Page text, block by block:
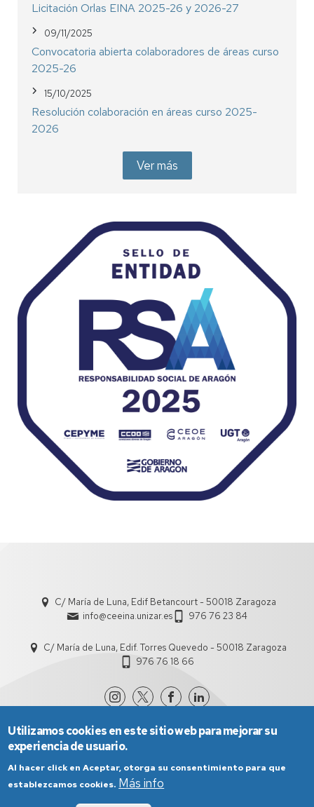
Licitación Orlas EINA 2025-26 y 2026-27
09/11/2025
Convocatoria abierta colaboradores de áreas curso
2025-26
15/10/2025
Resolución colaboración en áreas curso 2025-
2026
Ver más
C/ María de Luna, Edif Betancourt - 50018 Zaragoza
info@ceeina.unizar.es
976 76 23 84
C/ María de Luna, Edif. Torres Quevedo - 50018 Zaragoza
976 76 18 66
Aviso Legal Condiciones generales de uso
Utilizamos cookies en este sitio web para mejorar su
experiencia de usuario.
Al hacer click en Aceptar, otorga su consentimiento para que
establezcamos cookies. Más info